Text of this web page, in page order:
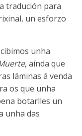
tradución para
un esforzo
unha
, aínda que
láminas á venda
os que unha
botarlles un
unha das